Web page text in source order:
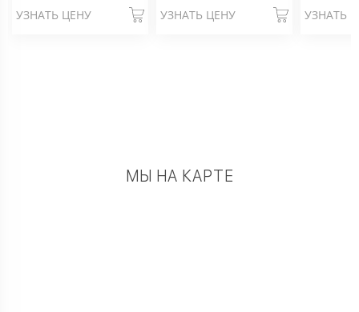
УЗНАТЬ ЦЕНУ УЗНАТЬ ЦЕНУ УЗНАТЬ
МЫ НА КАРТЕ